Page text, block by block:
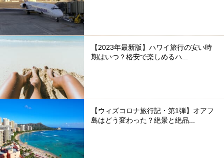
【2023年最新版】ハワイ旅行の安い時
期はいつ？格安で楽しめるハ...
【ウィズコロナ旅行記・第1弾】オアフ
島はどう変わった？絶景と絶品...